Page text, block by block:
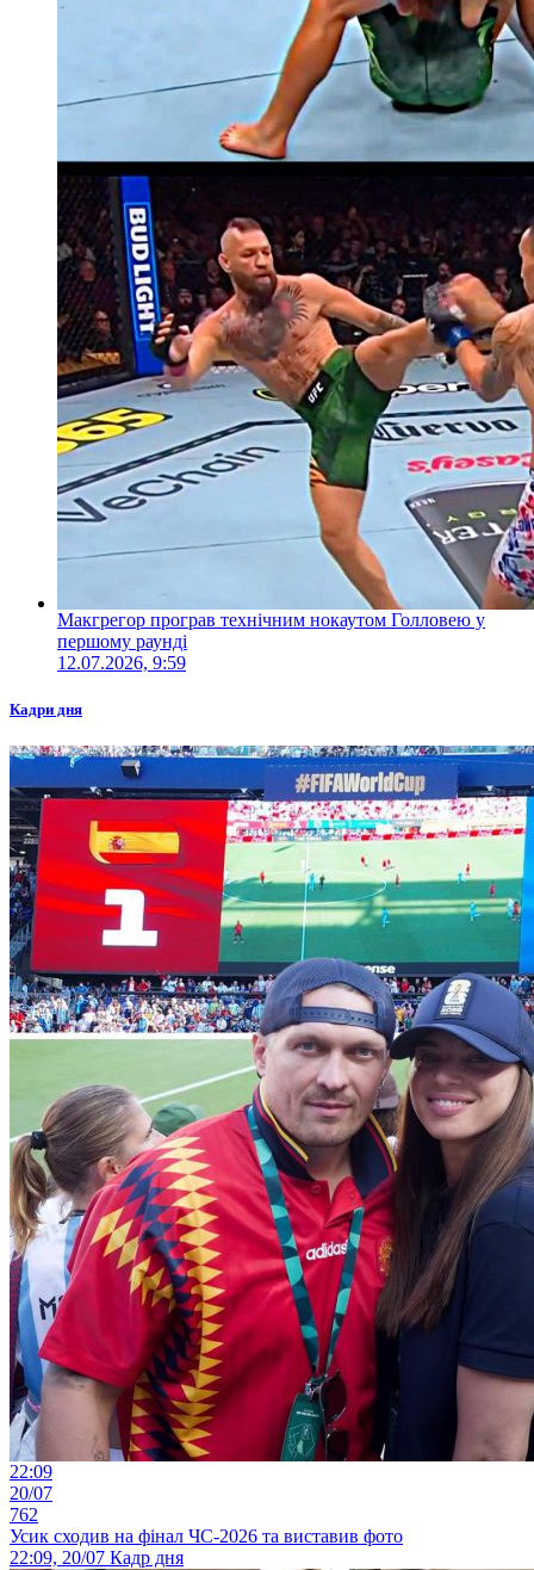
Макгрегор програв технічним нокаутом Голловею у
першому раунді
12.07.2026, 9:59
Кадри дня
22:09
20/07
762
Усик сходив на фінал ЧС-2026 та виставив фото
22:09, 20/07 Кадр дня